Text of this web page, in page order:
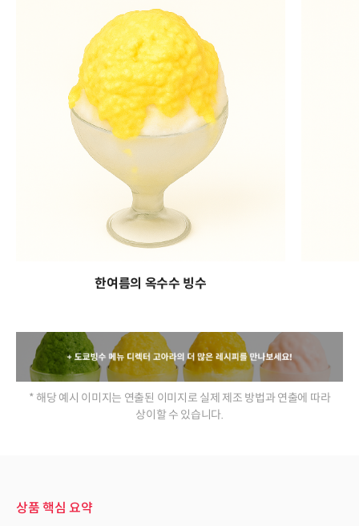
한여름의 옥수수 빙수
* 해당 예시 이미지는 연출된 이미지로 실제 제조 방법과 연출에 따라
상이할 수 있습니다.
상품 핵심 요약